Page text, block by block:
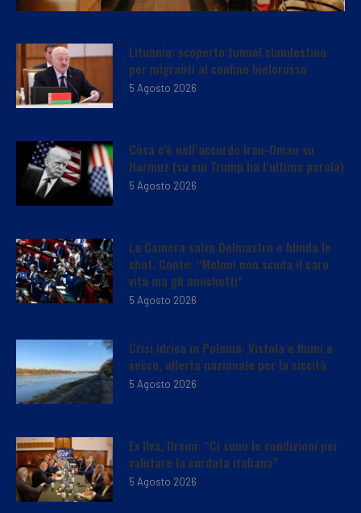
Lituania: scoperto tunnel clandestino
per migranti al confine bielorusso
5 Agosto 2026
Cosa c’è nell’accordo Iran-Oman su
Hormuz (su cui Trump ha l’ultima parola)
5 Agosto 2026
La Camera salva Delmastro e blinda le
chat. Conte: “Meloni non scuda il caro
vita ma gli amichetti”
5 Agosto 2026
Crisi idrica in Polonia: Vistola e fiumi a
secco, allerta nazionale per la siccità
5 Agosto 2026
Ex Ilva, Orsini: “Ci sono le condizioni per
valutare la cordata italiana”
5 Agosto 2026